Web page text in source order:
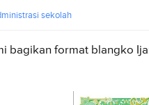
sekolah
bagikan format blangko